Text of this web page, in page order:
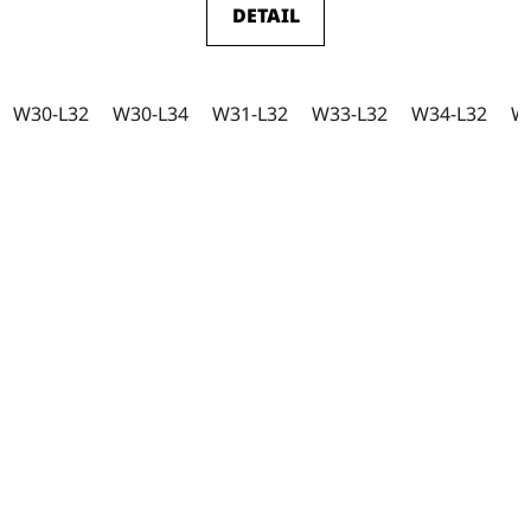
DETAIL
W30-L32 W30-L34 W31-L32 W33-L32 W34-L32